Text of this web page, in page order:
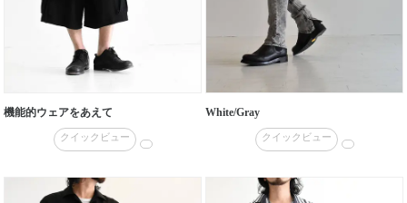
機能的ウェアをあえて
クイックビュー
White/Gray
クイックビュー